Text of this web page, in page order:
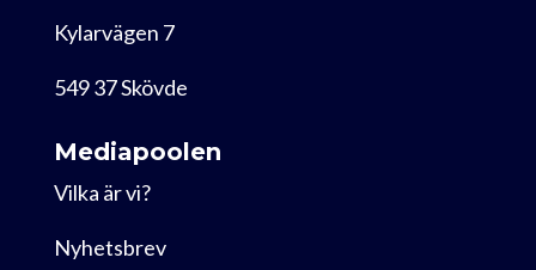
Kylarvägen 7
549 37 Skövde
Mediapoolen
Vilka är vi?
Nyhetsbrev